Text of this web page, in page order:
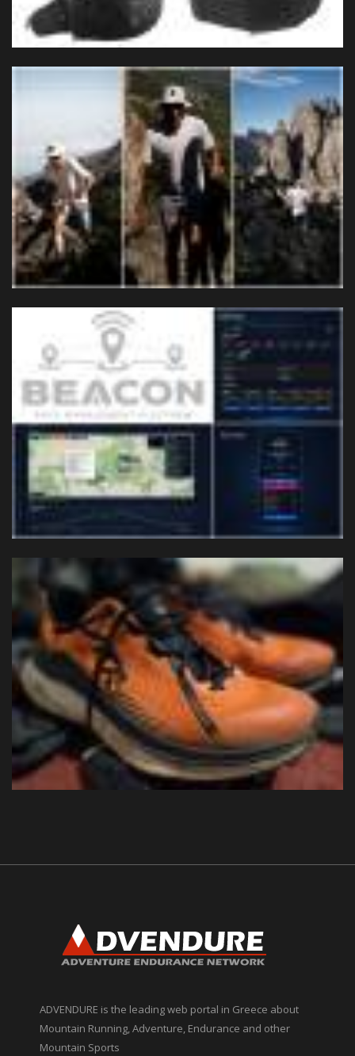
ADVENDURE is the leading web portal in Greece about
Mountain Running, Adventure, Endurance and other
Mountain Sports